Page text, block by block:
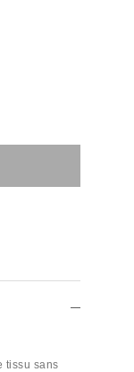
tissu sans